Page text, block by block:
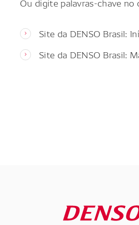
Site da DENSO Brasil:
Site da DENSO Brasil: